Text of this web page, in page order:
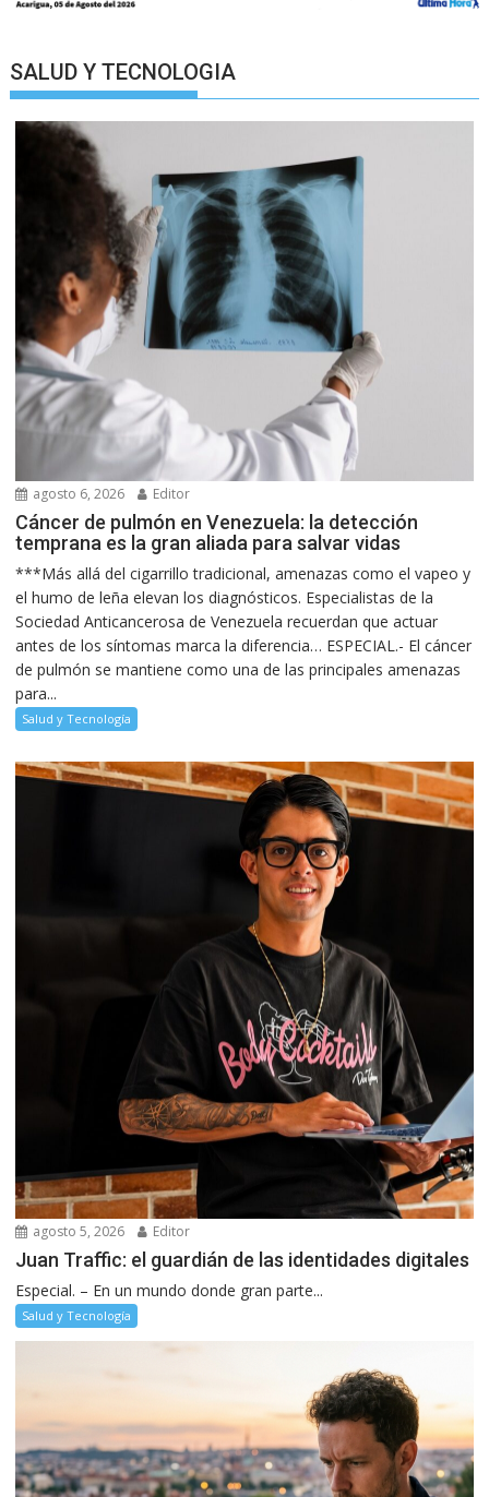
SALUD Y TECNOLOGIA
agosto 6, 2026 Editor
Cáncer de pulmón en Venezuela: la detección
temprana es la gran aliada para salvar vidas
***Más allá del cigarrillo tradicional, amenazas como el vapeo y
el humo de leña elevan los diagnósticos. Especialistas de la
Sociedad Anticancerosa de Venezuela recuerdan que actuar
antes de los síntomas marca la diferencia… ESPECIAL.- El cáncer
de pulmón se mantiene como una de las principales amenazas
para...
Salud y Tecnología
agosto 5, 2026 Editor
Juan Traffic: el guardián de las identidades digitales
Especial. – En un mundo donde gran parte...
Salud y Tecnología